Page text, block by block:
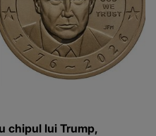
chipul lui Trump,